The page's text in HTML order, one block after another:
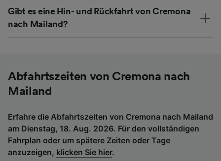
Gibt es eine Hin- und Rückfahrt von Cremona
nach Mailand?
Abfahrtszeiten von Cremona nach
Mailand
Erfahre die Abfahrtszeiten von Cremona nach Mailand
am Dienstag, 18. Aug. 2026. Für den vollständigen
Fahrplan oder um spätere Zeiten oder Tage
anzuzeigen, klicken Sie hier.